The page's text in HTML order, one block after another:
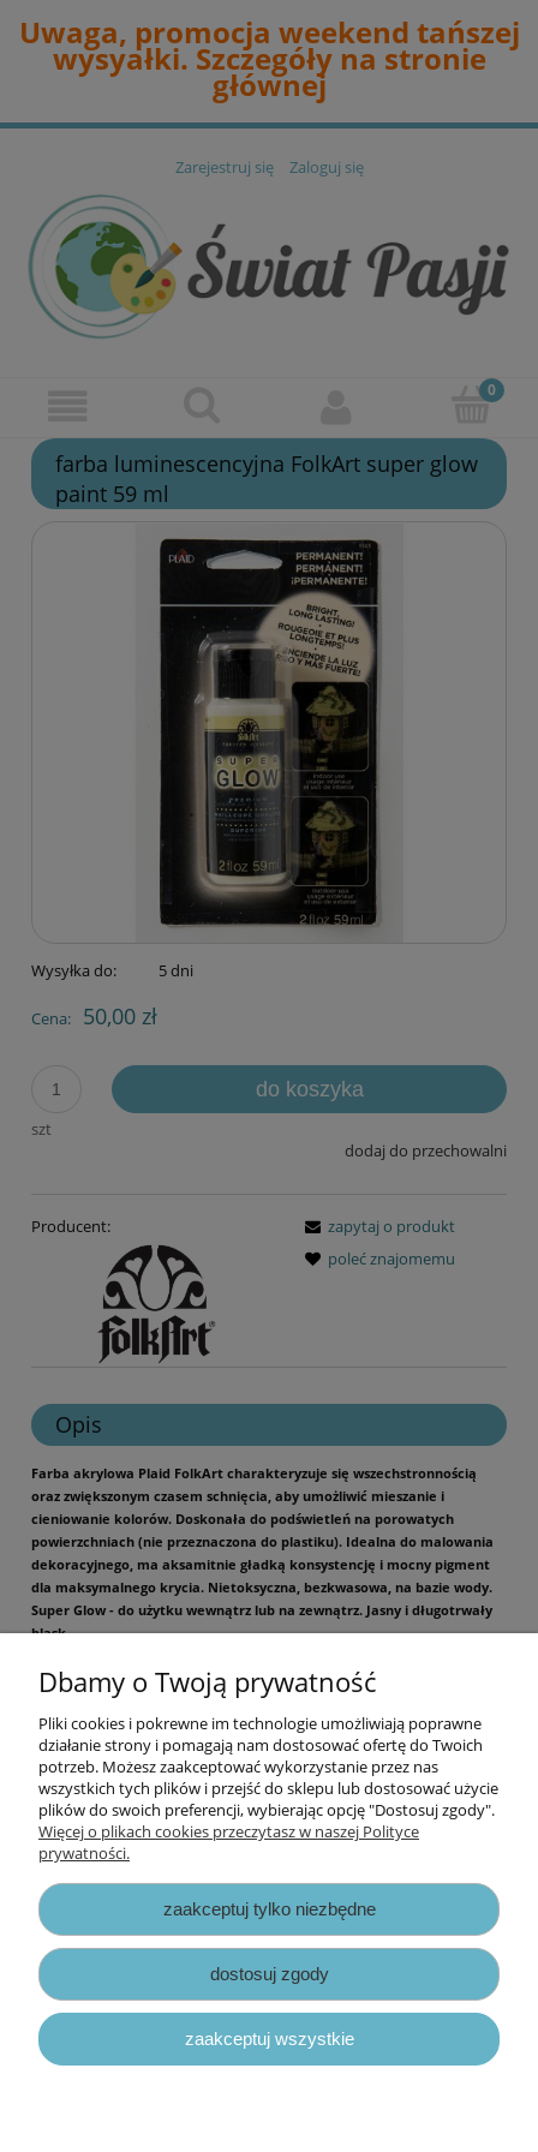
Uwaga, promocja weekend tańszej
wysyałki. Szczegóły na stronie
głównej
Zarejestruj się Zaloguj się
farba luminescencyjna FolkArt super glow
paint 59 ml
Wysyłka do: 5 dni
Cena: 50,00 zł
szt
do koszyka
dodaj do przechowalni
Producent:
zapytaj o produkt
poleć znajomemu
Opis
Farba akrylowa Plaid FolkArt charakteryzuje się wszechstronnością
oraz zwiększonym czasem schnięcia, aby umożliwić mieszanie i
cieniowanie kolorów. Doskonała do podświetleń na porowatych
powierzchniach (nie przeznaczona do plastiku). Idealna do malowania
dekoracyjnego, ma aksamitnie gładką konsystencję i mocny pigment
dla maksymalnego krycia. Nietoksyczna, bezkwasowa, na bazie wody.
Super Glow - do użytku wewnątrz lub na zewnątrz. Jasny i długotrwały
blask.
Pojemność 59 ml
Informacje
Opłaty i koszty dostawy
Zapisy prawne
Dbamy o Twoją prywatność
Pliki cookies i pokrewne im technologie umożliwiają poprawne
działanie strony i pomagają nam dostosować ofertę do Twoich
potrzeb. Możesz zaakceptować wykorzystanie przez nas
wszystkich tych plików i przejść do sklepu lub dostosować użycie
plików do swoich preferencji, wybierając opcję "Dostosuj zgody".
Więcej o plikach cookies przeczytasz w naszej Polityce
prywatności.
zaakceptuj tylko niezbędne
dostosuj zgody
zaakceptuj wszystkie